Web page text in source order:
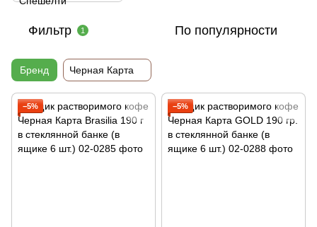
Фильтр 1 По популярности
Бренд Черная Карта
−5% −5%